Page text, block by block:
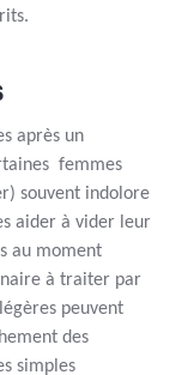
après un
femmes
souvent indolore
aider à vider leur
au moment
à traiter par
peuvent
des
simples